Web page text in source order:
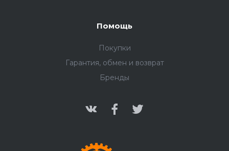
Помощь
Покупки
Гарантия, обмен и возврат
Бренды